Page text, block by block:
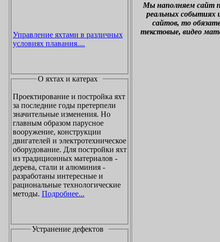
Управление яхтами в различных
условиях плавания....
О яхтах и катерах
Проектирование и постройка яхт
за последние годы претерпели
значительные изменения. Но
главным образом парусное
вооружение, конструкции
двигателей и электротехническое
оборудование. Для постройки яхт
из традиционных материалов -
дерева, стали и алюминия -
разработаны интересные и
рациональные технологические
методы. Подробнее...
Устранение дефектов
Мы наполняем сайт
реальных событиях
сайтов, то
текстовые, видео